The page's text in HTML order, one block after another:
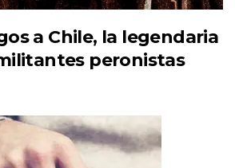
a Chile, la legendaria
peronistas